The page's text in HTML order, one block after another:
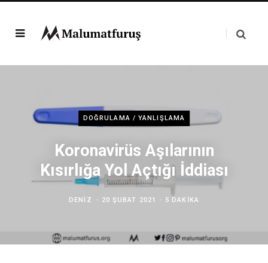
DOĞRULAMA / YANLIŞLAMA
Koronavirüs Aşılarının
Kısırlığa Yol Açtığı İddiası
DENIZ 20 ŞUBAT 2021 5 DAKIKA